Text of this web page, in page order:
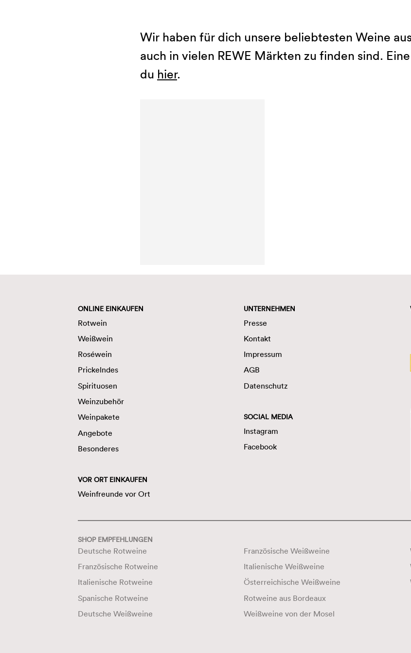
Wir haben für dich unsere beliebtesten Weine
auch in vielen REWE Märkten zu finden sind.
du hier.
ONLINE EINKAUFEN
Rotwein
Weißwein
Roséwein
Prickelndes
Spirituosen
Weinzubehör
Weinpakete
Angebote
Besonderes
VOR ORT EINKAUFEN
Weinfreunde vor Ort
UNTERNEHMEN
Presse
Kontakt
Impressum
AGB
Datenschutz
SOCIAL MEDIA
Instagram
Facebook
SHOP EMPFEHLUNGEN
Deutsche Rotweine
Französische Rotweine
Italienische Rotweine
Spanische Rotweine
Deutsche Weißweine
Französische Weißweine
Italienische Weißweine
Österreichische Weißweine
Rotweine aus Bordeaux
Weißweine von der Mosel